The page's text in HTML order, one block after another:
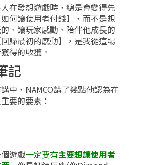
在發想遊戲時，總是會變得先
何讓使用者付錢】，而不是想
、讓玩家感動、陪伴他成長的
歸最初的感動】，是我從這場
得的收獲。
記
中，NAMCO講了幾點他認為在
要的要素：
遊戲一定要有主要想讓使用者